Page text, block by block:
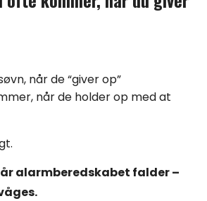
når de “giver op”
når de holder op med at
alarmberedskabet falder –